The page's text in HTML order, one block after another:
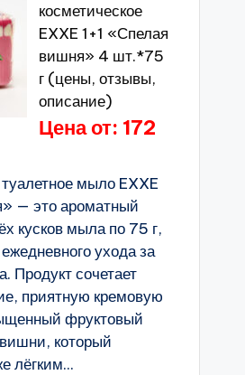
косметическое
EXXE 1+1 «Спелая
вишня» 4 шт.*75
г (цены, отзывы,
описание)
Цена от: 172
мыло EXXE
— это ароматный
кусков мыла по 75 г,
ухода за
Продукт сочетает
приятную кремовую
фруктовый
который
лёгким...